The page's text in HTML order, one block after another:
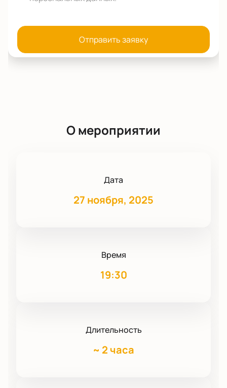
Отправить заявку
О мероприятии
Дата
27 ноября, 2025
Время
19:30
Длительность
~ 2 часа